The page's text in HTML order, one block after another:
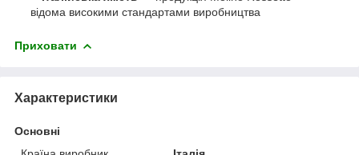
відома високими стандартами виробництва
Приховати
Характеристики
Основні